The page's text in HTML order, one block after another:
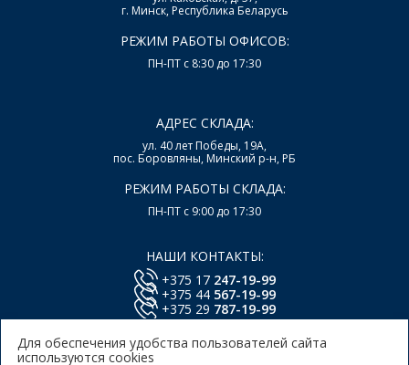
г. Минск, Республика Беларусь
РЕЖИМ РАБОТЫ ОФИСОВ:
ПН-ПТ с 8:30 до 17:30
АДРЕС СКЛАДА:
ул. 40 лет Победы, 19А,
пос. Боровляны, Минский р-н, РБ
РЕЖИМ РАБОТЫ СКЛАДА:
ПН-ПТ с 9:00 до 17:30
НАШИ КОНТАКТЫ:
+375 17 247-19-99
+375 44 567-19-99
+375 29 787-19-99
Для обеспечения удобства пользователей сайта
используются cookies